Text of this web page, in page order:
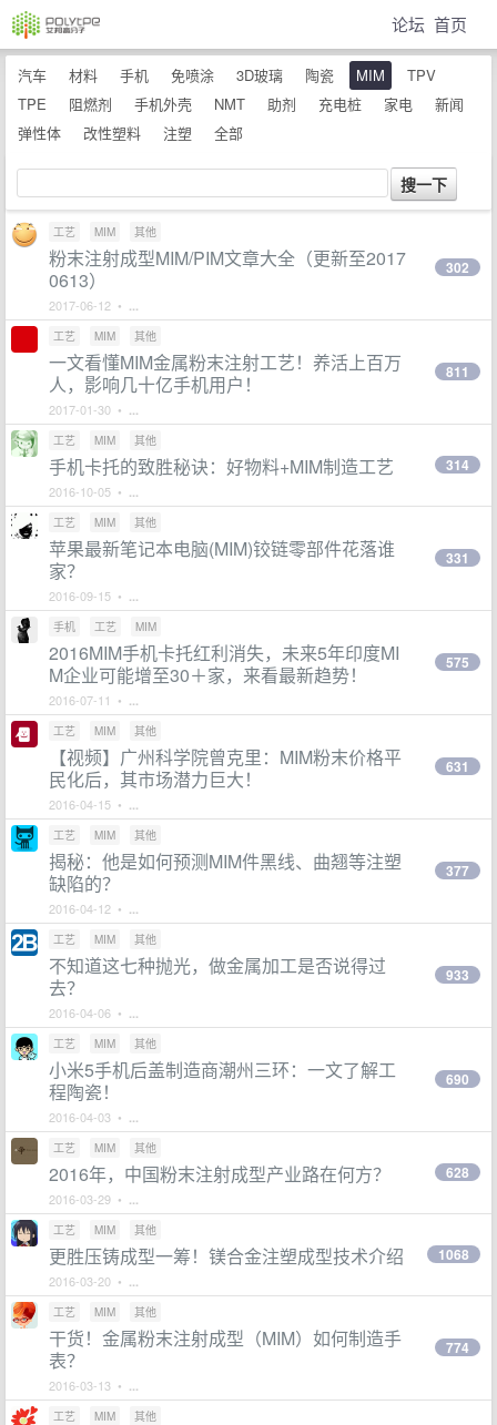
论坛 首页
汽车 材料 手机 免喷涂 3D玻璃 陶瓷 MIM
TPV
TPE
阻燃剂 手机外壳 NMT 助剂 充电桩 家电
新闻
弹性体
改性塑料 注塑 全部
工艺 MIM 其他
粉末注射成型MIM/PIM文章大全（更新至2017
0613）
2017-06-12 • ...
302
工艺 MIM 其他
一文看懂MIM金属粉末注射工艺！养活上百万
人，影响几十亿手机用户！
2017-01-30 • ...
811
工艺 MIM 其他
手机卡托的致胜秘诀：好物料+MIM制造工艺
2016-10-05 • ...
314
工艺 MIM 其他
苹果最新笔记本电脑(MIM)铰链零部件花落谁
家？
2016-09-15 • ...
331
手机 工艺 MIM
2016MIM手机卡托红利消失，未来5年印度MI
M企业可能增至30＋家，来看最新趋势！
2016-07-11 • ...
575
工艺 MIM 其他
【视频】广州科学院曾克里：MIM粉末价格平
民化后，其市场潜力巨大！
2016-04-15 • ...
631
工艺 MIM 其他
揭秘：他是如何预测MIM件黑线、曲翘等注塑
缺陷的？
2016-04-12 • ...
377
工艺 MIM 其他
不知道这七种抛光，做金属加工是否说得过
去？
2016-04-06 • ...
933
工艺 MIM 其他
小米5手机后盖制造商潮州三环：一文了解工
程陶瓷！
2016-04-03 • ...
690
工艺 MIM 其他
2016年，中国粉末注射成型产业路在何方？
2016-03-29 • ...
628
工艺 MIM 其他
更胜压铸成型一筹！镁合金注塑成型技术介绍
2016-03-20 • ...
1068
工艺 MIM 其他
干货！金属粉末注射成型（MIM）如何制造手
表？
2016-03-13 • ...
774
工艺 MIM 其他